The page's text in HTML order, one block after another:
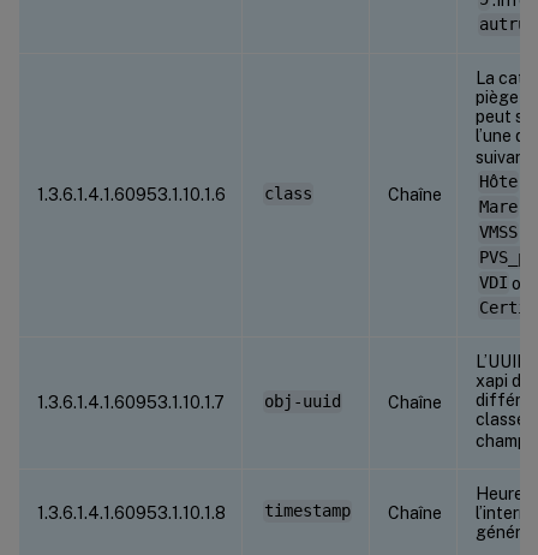
autrui
1.3.6.1.4.1.60953.1.10.1.6 class Chaîne
La
piège
peut
l’une
Hôte
Mare
VMSS
VDI ou
1.3.6.1.4.1.60953.1.10.1.7 obj-uuid Chaîne
L’UUID
xapi des
classes
champ
1.3.6.1.4.1.60953.1.10.1.8 timestamp Chaîne
Heure